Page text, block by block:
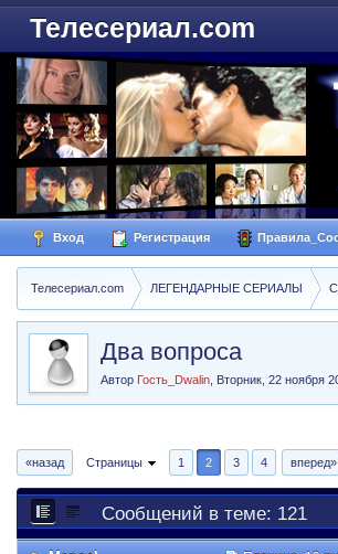
Телесериал.com
Вход Регистрация
Телесериал.com ЛЕГЕНДАРНЫЕ СЕРИАЛЫ
Два вопроса
Автор Гость_Dwalin Вторник, 22 ноября
«назад Страницы 1 2 3 4 вперед»
Сообщений в теме: 121